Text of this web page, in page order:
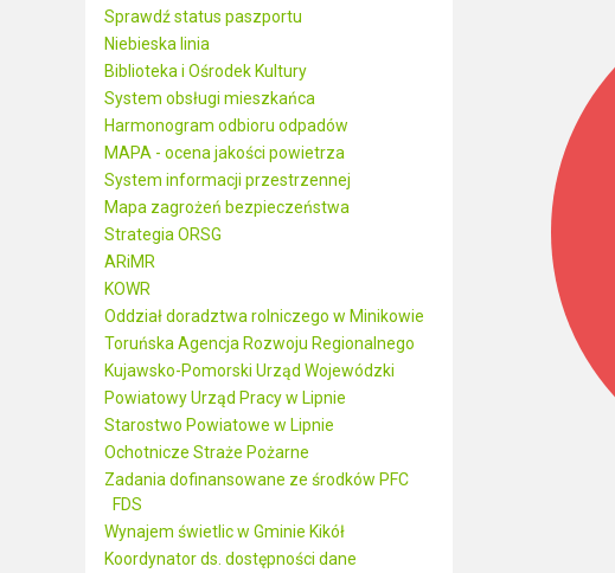
Sprawdź status paszportu
Niebieska linia
Biblioteka i Ośrodek Kultury
System obsługi mieszkańca
Harmonogram odbioru odpadów
MAPA - ocena jakości powietrza
System informacji przestrzennej
Mapa zagrożeń bezpieczeństwa
Strategia ORSG
ARiMR
KOWR
Oddział doradztwa rolniczego w Minikowie
Toruńska Agencja Rozwoju Regionalnego
Kujawsko-Pomorski Urząd Wojewódzki
Powiatowy Urząd Pracy w Lipnie
Starostwo Powiatowe w Lipnie
Ochotnicze Straże Pożarne
Zadania dofinansowane ze środków PFC
FDS
Wynajem świetlic w Gminie Kikół
Koordynator ds. dostępności dane